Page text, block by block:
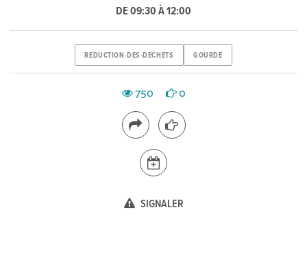
DE 09:30 À 12:00
REDUCTION-DES-DECHETS GOURDE
750 0
SIGNALER